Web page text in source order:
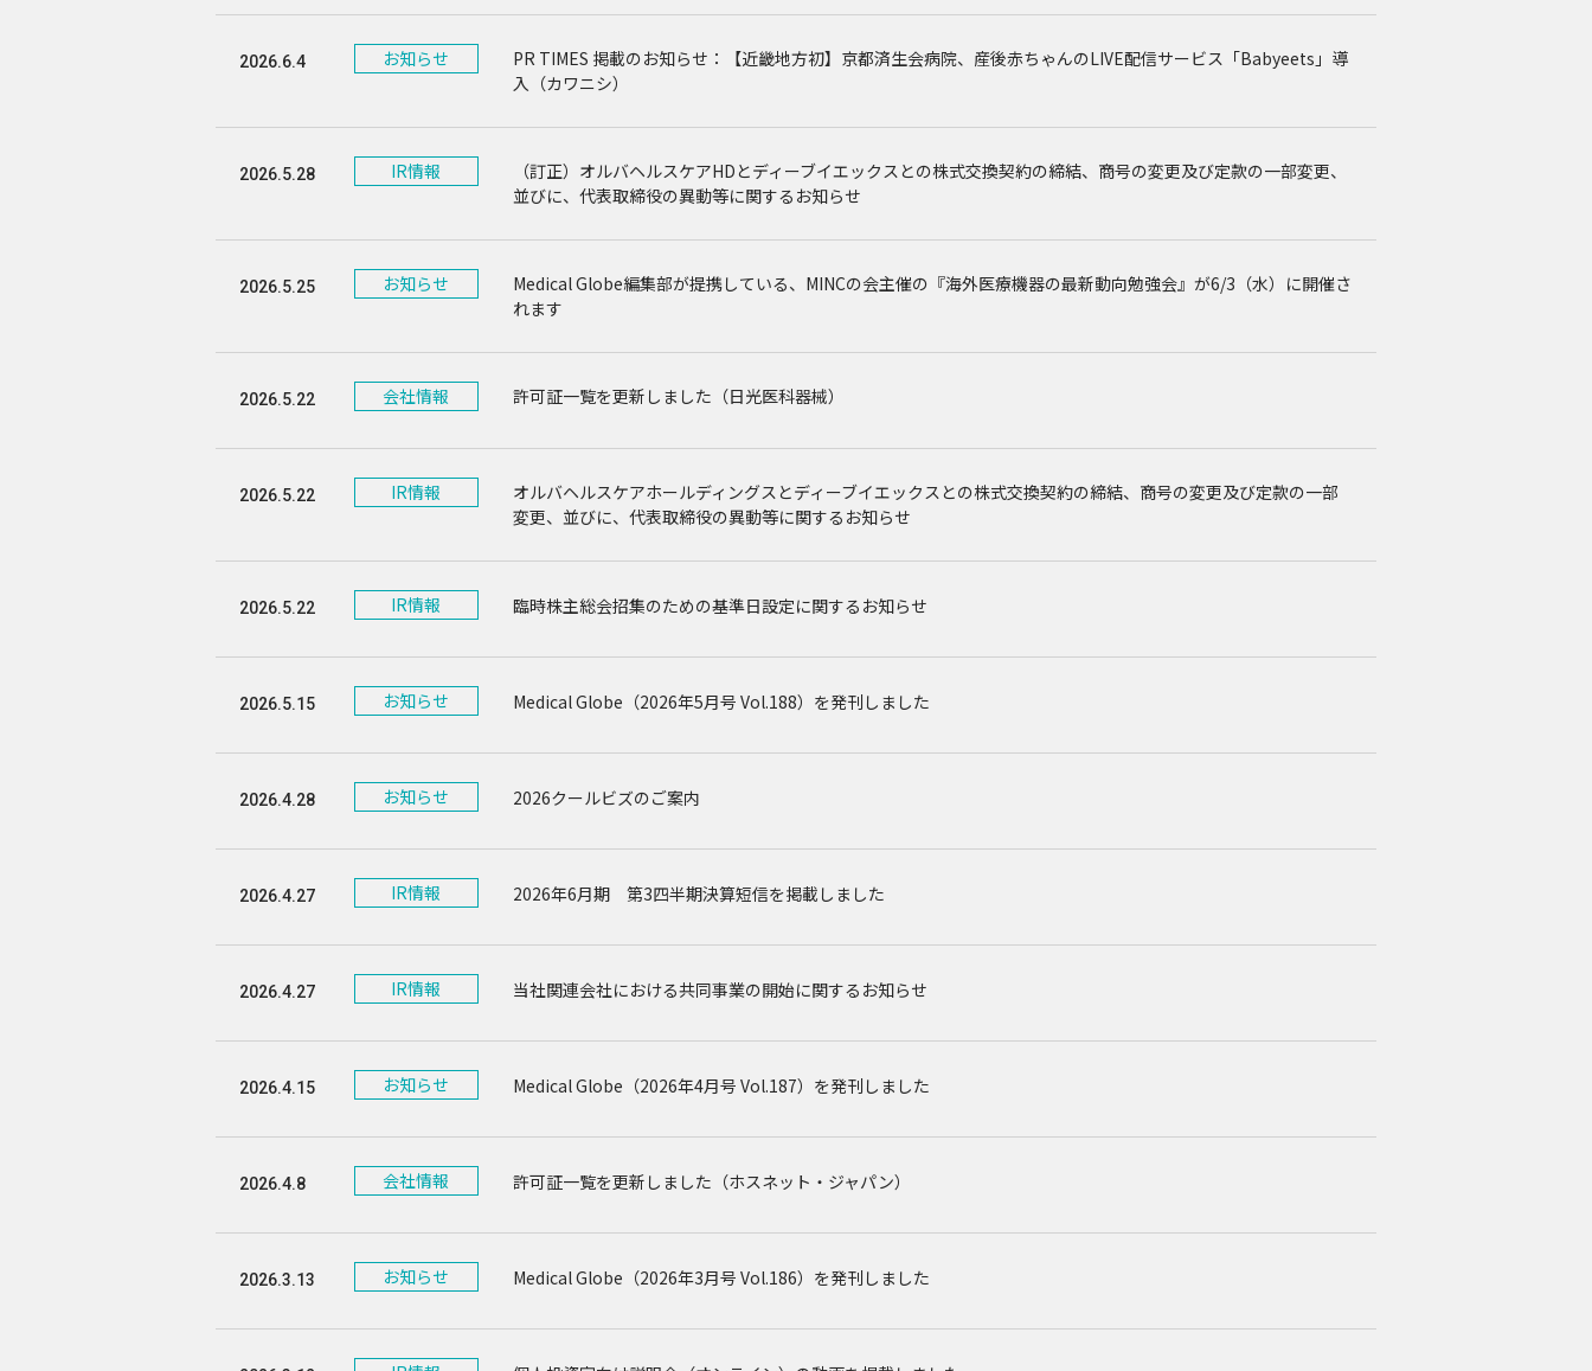
2026.6.4 お知らせ
PR TIMES 掲載のお知らせ：【近畿地方初】京都済生会病院、産後赤ちゃんのLIVE配信サービス「Babyeets」導
入（カワニシ）
2026.5.28 IR情報
（訂正）オルバヘルスケアHDとディーブイエックスとの株式交換契約の締結、商号の変更及び定款の一部変更、
並びに、代表取締役の異動等に関するお知らせ
2026.5.25 お知らせ
Medical Globe編集部が提携している、MINCの会主催の『海外医療機器の最新動向勉強会』が6/3（水）に開催さ
れます
2026.5.22 会社情報 許可証一覧を更新しました（日光医科器械）
2026.5.22 IR情報
オルバヘルスケアホールディングスとディーブイエックスとの株式交換契約の締結、商号の変更及び定款の一部
変更、並びに、代表取締役の異動等に関するお知らせ
2026.5.22 IR情報 臨時株主総会招集のための基準日設定に関するお知らせ
2026.5.15 お知らせ Medical Globe（2026年5月号 Vol.188）を発刊しました
2026.4.28 お知らせ 2026クールビズのご案内
2026.4.27 IR情報 2026年6月期 第3四半期決算短信を掲載しました
2026.4.27 IR情報 当社関連会社における共同事業の開始に関するお知らせ
2026.4.15 お知らせ Medical Globe（2026年4月号 Vol.187）を発刊しました
2026.4.8 会社情報 許可証一覧を更新しました（ホスネット・ジャパン）
2026.3.13 お知らせ Medical Globe（2026年3月号 Vol.186）を発刊しました